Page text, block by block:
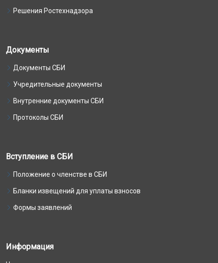
Решения Ростехнадзора
Документы
Документы СБИ
Учредительные документы
Внутренние документы СБИ
Протоколы СБИ
Вступление в СБИ
Положение о членстве в СБИ
Бланки извещений для уплаты взносов
Формы заявлений
Информация